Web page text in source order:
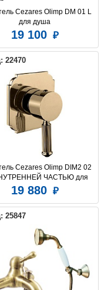
Cezares Olimp DM 01 L
для душа
19 100
22470
Cezares Olimp DIM2 02
ЧАСТЬЮ для
душа
19 880
25847